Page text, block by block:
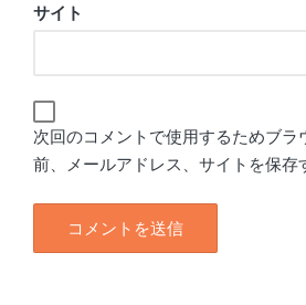
サイト
次回のコメントで使用するためブラ
前、メールアドレス、サイトを保存